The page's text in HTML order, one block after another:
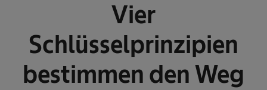
Vier
Schlüsselprinzipien
bestimmen den Weg